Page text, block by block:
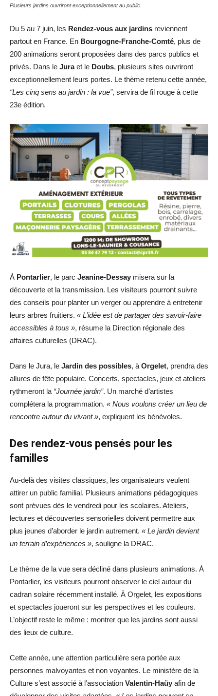
Plusieurs jardins ouvriront exceptionnellement au public.
Du 5 au 7 juin, les Rendez-vous aux jardins reviennent
partout en France. En Bourgogne-Franche-Comté, plus de
200 animations seront proposées dans des parcs publics et
privés. Dans le Juraet le Doubs, plusieurs sites ouvriront
exceptionnellement leurs portes. Le thème retenu cette année,
“Les cinq sens au jardin : la vue”, servira de fil rouge à cette
23e édition.
À Pontarlier, le parc Jeanine-Dessay misera sur la
découverte et la transmission. Les visiteurs pourront suivre
des conseils pour planter un verger ou apprendre à entretenir
leurs arbres fruitiers. « L’idée est de partager des savoir-faire
accessibles à tous », résume la Direction régionale des
affaires culturelles (DRAC).
Dans le Jura, le Jardin des possibles, à Orgelet, prendra des
allures de fête populaire. Concerts, spectacles, jeux et ateliers
rythmeront la “Journée jardin”. Un marché d’artistes
complétera la programmation. « Nous voulons créer un lieu de
rencontre autour du vivant », expliquent les bénévoles.
Des rendez-vous pensés pour les
familles
Au-delà des visites classiques, les organisateurs veulent
attirer un public familial. Plusieurs animations pédagogiques
sont prévues dès le vendredi pour les scolaires. Ateliers,
lectures et découvertes sensorielles doivent permettre aux
plus jeunes d’aborder le jardin autrement. « Le jardin devient
un terrain d’expériences », souligne la DRAC.
Le thème de la vue sera décliné dans plusieurs animations. À
Pontarlier, les visiteurs pourront observer le ciel autour du
cadran solaire récemment installé. À Orgelet, les expositions
et spectacles joueront sur les perspectives et les couleurs.
L’objectif reste le même : montrer que les jardins sont aussi
des lieux de culture.
Cette année, une attention particulière sera portée aux
personnes malvoyantes et non voyantes. Le ministère de la
Culture s’est associé à l’association Valentin-Haüy afin de